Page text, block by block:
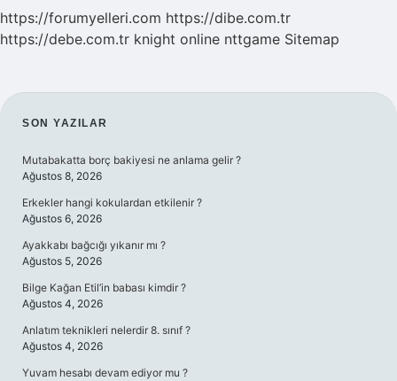
https://forumyelleri.com https://dibe.com.tr
https://debe.com.tr knight online nttgame Sitemap
SIDEBAR
SON YAZILAR
Mutabakatta borç bakiyesi ne anlama gelir ?
Ağustos 8, 2026
Erkekler hangi kokulardan etkilenir ?
Ağustos 6, 2026
Ayakkabı bağcığı yıkanır mı ?
Ağustos 5, 2026
Bilge Kağan Etil’in babası kimdir ?
Ağustos 4, 2026
Anlatım teknikleri nelerdir 8. sınıf ?
Ağustos 4, 2026
Yuvam hesabı devam ediyor mu ?